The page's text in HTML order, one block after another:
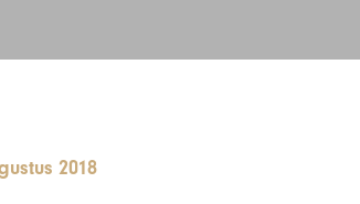
2018